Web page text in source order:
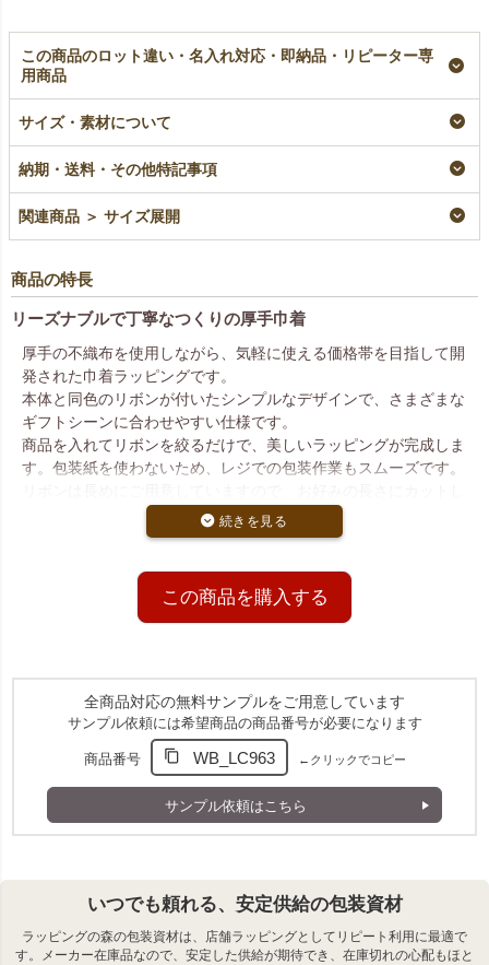
この商品のロット違い・名入れ対応・即納品・リピーター専
用商品
専用】ギフトバッグ
（LL）｜不織布ラッピ
ング袋｜100枚入
26,070
100枚入～
即納品
ッグ（LL）｜不織布ラ
ッピング袋｜10枚入
サイズ・素材について
納期・送料・その他特記事項
関連商品 ＞ サイズ展開
商品の特長
リーズナブルで丁寧なつくりの厚手巾着
厚手の不織布を使用しながら、気軽に使える価格帯を目指して開
発された巾着ラッピングです。
本体と同色のリボンが付いたシンプルなデザインで、さまざまな
ギフトシーンに合わせやすい仕様です。
商品を入れてリボンを絞るだけで、美しいラッピングが完成しま
す。包装紙を使わないため、レジでの包装作業もスムーズです。
てご使用ください。
大きめギフトの包装に便利なLLサイズ
衣料品や箱物など、ボリュームのある商品のラッピングに適した
ギフトセットや季節商品の包装など、店舗でのさまざまな用途に
100枚入と1000枚入の2つの価格帯
標準ロットは使いやすい100枚入りです。1000枚入りは大口割引
価格が適用され、よりお得にご購入いただけます。
また、少量からお試しいただける10枚入りの小ロットページもご
用意しています。
10枚入りはこちら
商品詳細
この商品を購入する
全商品対応の無料サンプルをご用意しています
サンプル依頼には希望商品の商品番号が必要になります
商品番号 WB_LC963 ←クリックでコピー
サンプル依頼はこちら
いつでも頼れる、安定供給の包装資材
ラッピングの森の包装資材は、店舗ラッピングとしてリピート利用に最適で
す。メーカー在庫品なので、安定した供給が期待でき、在庫切れの心配もほと